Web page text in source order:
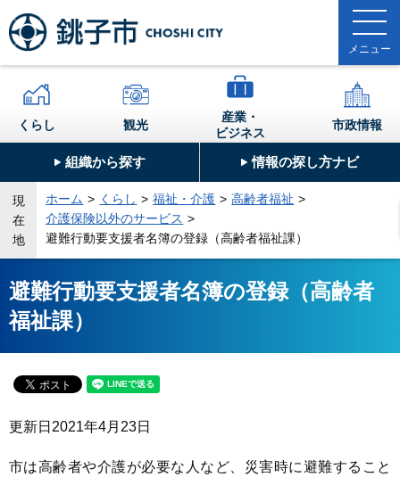
組織から探す 情報の探し方ナビ
くらし 観光
産業・
ビジネス
市政情報
現
在
地
ホーム くらし 福祉・介護
高齢者福祉
介護保険以外のサービス
避難行動要支援者名簿の登録（高齢者福祉課）
避難行動要支援者名簿の登録（高齢者
福祉課）
更新日 2021年4月23日
市は高齢者や介護が必要な人など、災害時に避難すること